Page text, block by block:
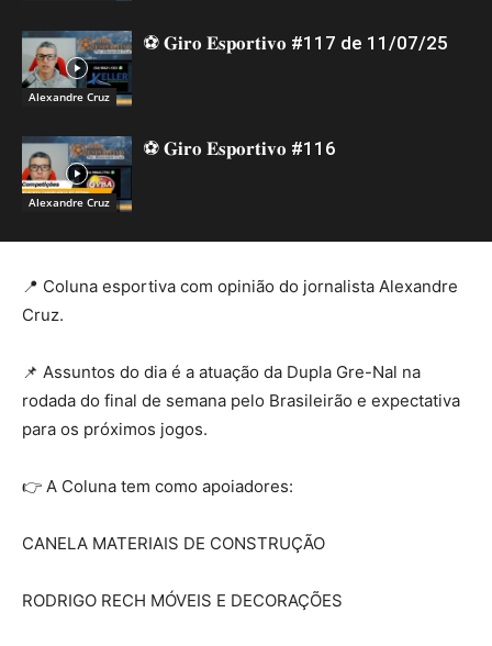
Alexandre Cruz
⚽ 𝐆𝐢𝐫𝐨 𝐄𝐬𝐩𝐨𝐫𝐭𝐢𝐯𝐨 #117 de 11/07/25
Alexandre Cruz
⚽ 𝐆𝐢𝐫𝐨 𝐄𝐬𝐩𝐨𝐫𝐭𝐢𝐯𝐨 #116
📍 Coluna esportiva com opinião do jornalista Alexandre
Cruz.
📌 Assuntos do dia é a atuação da Dupla Gre-Nal na
rodada do final de semana pelo Brasileirão e expectativa
para os próximos jogos.
👉 A Coluna tem como apoiadores:
CANELA MATERIAIS DE CONSTRUÇÃO
RODRIGO RECH MÓVEIS E DECORAÇÕES